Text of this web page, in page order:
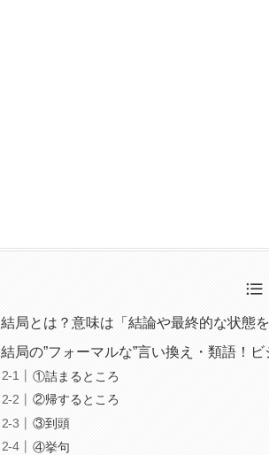
結局とは？意味は「結論や最終的な状態を
結局の”フォーマルな”言い換え・類語！
①詰まるところ
②帰するところ
③到頭
④挙句